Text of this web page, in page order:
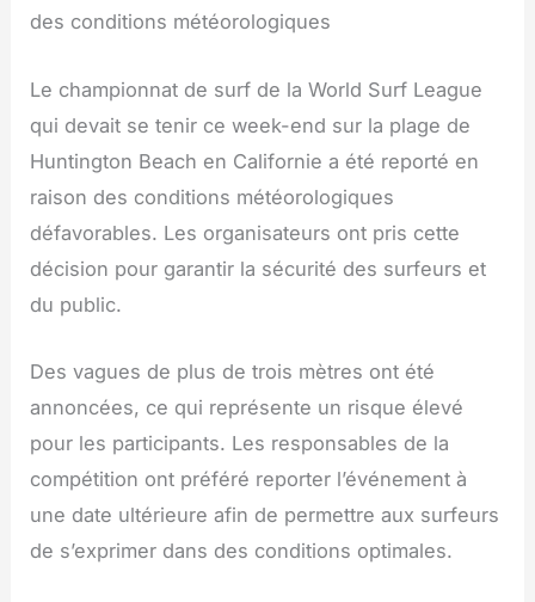
des conditions météorologiques
Le championnat de surf de la World Surf League
qui devait se tenir ce week-end sur la plage de
Huntington Beach en Californie a été reporté en
raison des conditions météorologiques
défavorables. Les organisateurs ont pris cette
décision pour garantir la sécurité des surfeurs et
du public.
Des vagues de plus de trois mètres ont été
annoncées, ce qui représente un risque élevé
pour les participants. Les responsables de la
compétition ont préféré reporter l’événement à
une date ultérieure afin de permettre aux surfeurs
de s’exprimer dans des conditions optimales.